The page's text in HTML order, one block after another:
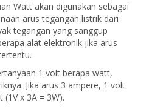
Watt akan digunakan sebagai
arus tegangan listrik dari
tegangan yang sanggup
alat elektronik jika arus
1 volt berapa watt,
Jika arus 3 ampere, 1 volt
x 3A = 3W).